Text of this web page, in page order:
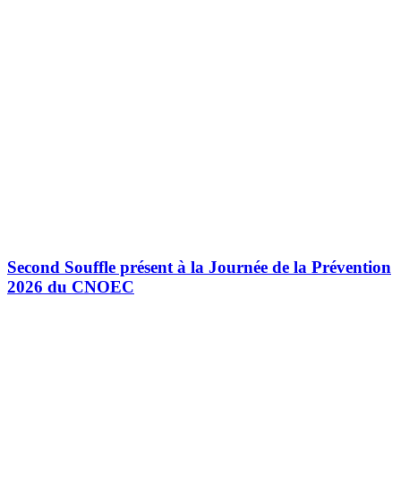
Second Souffle présent à la Journée de la Prévention
2026 du CNOEC